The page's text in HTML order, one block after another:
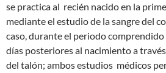
se practica al recién nacido en la
mediante el estudio de la sangre del
caso, durante el periodo
días posteriores al nacimiento a
del talón; ambos estudios médicos